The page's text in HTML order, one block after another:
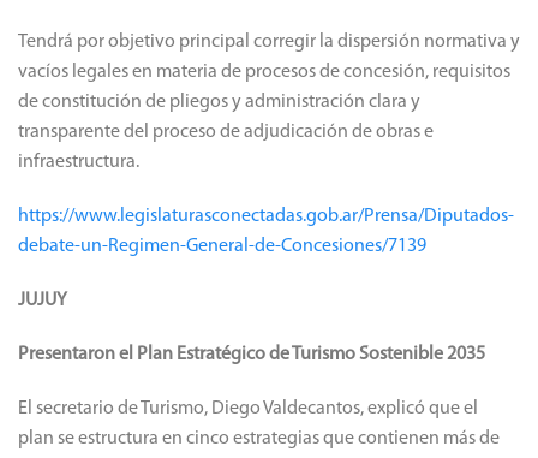
Tendrá por objetivo principal corregir la dispersión normativa y
vacíos legales en materia de procesos de concesión, requisitos
de constitución de pliegos y administración clara y
transparente del proceso de adjudicación de obras e
infraestructura.
https://www.legislaturasconectadas.gob.ar/Prensa/Diputados-
debate-un-Regimen-General-de-Concesiones/7139
JUJUY
Presentaron el Plan Estratégico de Turismo Sostenible 2035
El secretario de Turismo, Diego Valdecantos, explicó que el
plan se estructura en cinco estrategias que contienen más de